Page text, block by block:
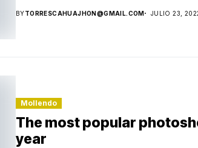
BYTORRESCAHUAJHON@GMAIL.COM JULIO 23,
Mollendo
The most popular
year